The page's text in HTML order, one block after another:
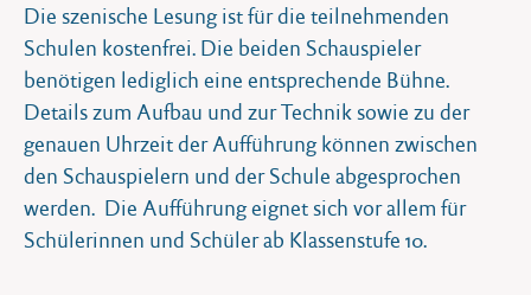
Die szenische Lesung ist für die teilnehmenden
Schulen kostenfrei. Die beiden Schauspieler
benötigen lediglich eine entsprechende Bühne.
Details zum Aufbau und zur Technik sowie zu der
genauen Uhrzeit der Aufführung können zwischen
den Schauspielern und der Schule abgesprochen
werden. Die Aufführung eignet sich vor allem für
Schülerinnen und Schüler ab Klassenstufe 10.